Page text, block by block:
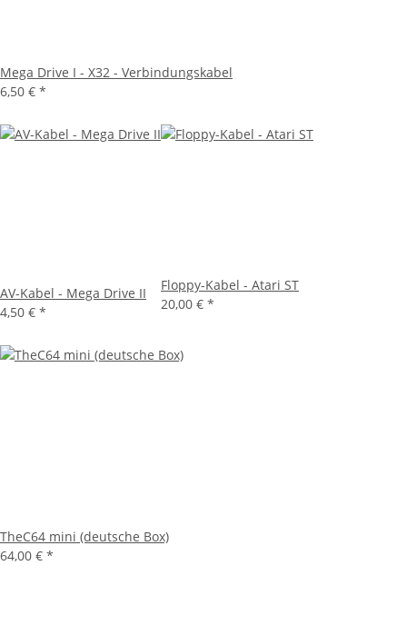
Mega Drive I - X32 - Verbindungskabel
6,50 € *
AV-Kabel - Mega Drive II
4,50 € *
Floppy-Kabel - Atari ST
20,00 € *
TheC64 mini (deutsche Box)
64,00 € *